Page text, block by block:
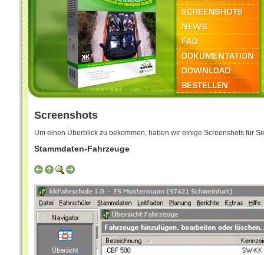
Screenshots
Um einen Überblick zu bekommen, haben wir einige Screenshots für
Stammdaten-Fahrzeuge